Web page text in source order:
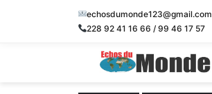
echosdumonde123@gmail.com
228 92 41 16 66 / 99 46 17 57